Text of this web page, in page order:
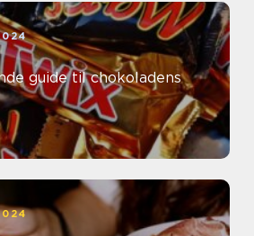
guide til chokoladens